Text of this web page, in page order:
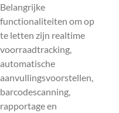
Belangrijke
functionaliteiten om op
te letten zijn realtime
voorraadtracking,
automatische
aanvullingsvoorstellen,
barcodescanning,
rapportage en